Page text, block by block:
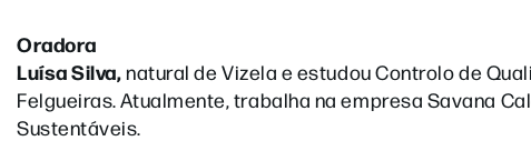
Oradora
Luísa Silva,natural de Vizela e estudou Controlo de
Felgueiras. Atualmente, trabalha na empresa Savana
Sustentáveis.